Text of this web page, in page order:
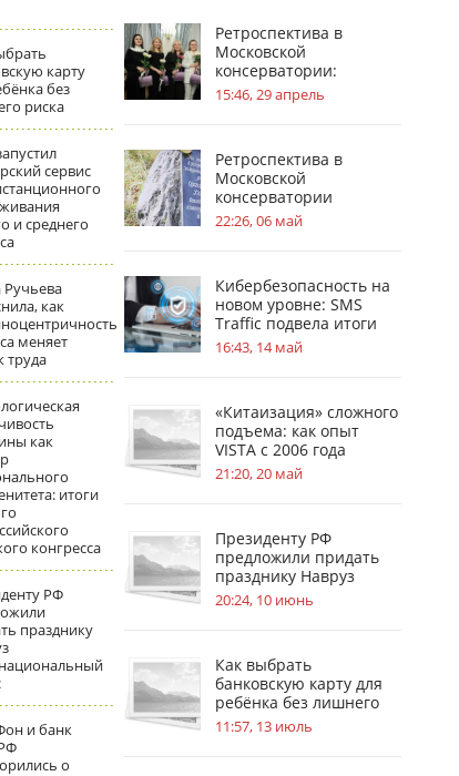
карту
без
риска
сервис
и среднего
Ручьева
как
меняет
труда
как
итоги
конгресса
РФ
празднику
и банк
о
Ретроспектива в
Московской
консерватории:
география судьбы П. И.
Чайковского
15:46, 29 апрель
Ретроспектива в
Московской
консерватории
посвящена усадьбам в
жизни С.В.
22:26, 06 май
Кибербезопасность на
новом уровне: SMS
Traffic подвела итоги
обновлений
16:43, 14 май
«Китаизация» сложного
подъема: как опыт
VISTA с 2006 года
меняет стандарты
безопасности на
21:20, 20 май
Президенту РФ
предложили придать
празднику Навруз
общенациональный
статус
20:24, 10 июнь
Как выбрать
банковскую карту для
ребёнка без лишнего
риска
11:57, 13 июль